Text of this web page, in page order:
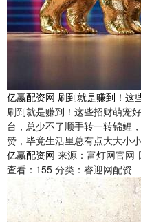
亿赢配资网 刷到就是赚到！这
刷到就是赚到！这些招财萌宠
台，总少不了顺手转一转锦鲤
赞，毕竟生活里总有点大大小
亿赢配资网 来源：富灯网官网
查看： 155 分类： 睿迎网配资